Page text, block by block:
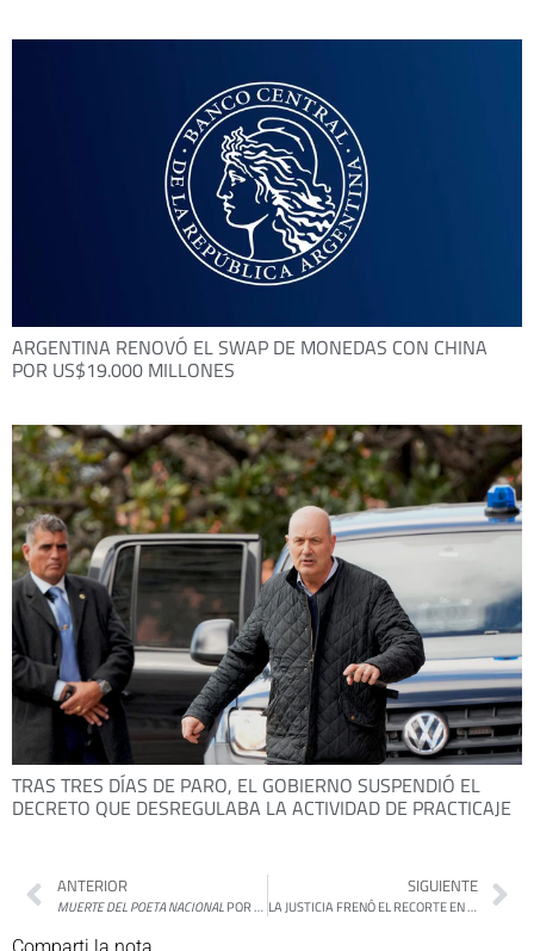
ARGENTINA RENOVÓ EL SWAP DE MONEDAS CON CHINA
POR US$19.000 MILLONES
TRAS TRES DÍAS DE PARO, EL GOBIERNO SUSPENDIÓ EL
DECRETO QUE DESREGULABA LA ACTIVIDAD DE PRACTICAJE
ANTERIOR
MUERTE DEL POETA NACIONALPOR MARTÍN GAMBAROTTA
SIGUIENTE
LA JUSTICIA FRENÓ EL RECORTE EN EL INTI Y SUSPENDIÓ EL CIERRE DE MÁS DE 900 SERVICIOS